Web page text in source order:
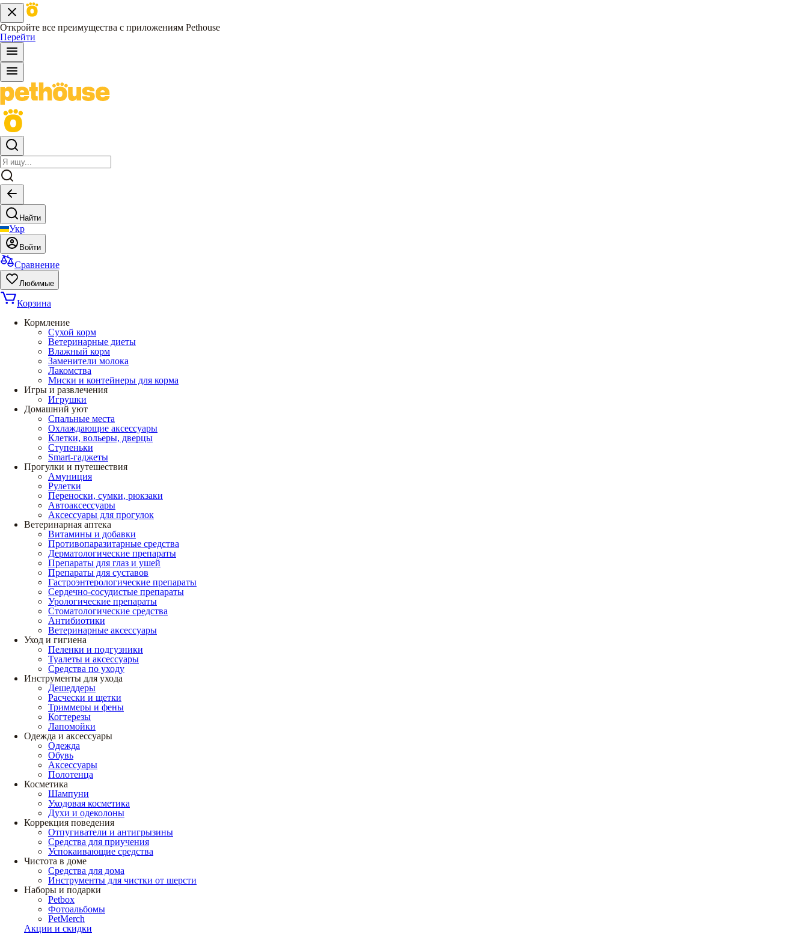
Откройте все преимущества с приложениям Pethouse
Перейти
Найти
Укр
Войти
Сравнение
Любимые
Корзина
Кормление
Сухой корм
Ветеринарные диеты
Влажный корм
Заменители молока
Лакомства
Миски и контейнеры для корма
Игры и развлечения
Игрушки
Домашний уют
Спальные места
Охлаждающие аксессуары
Клетки, вольеры, дверцы
Ступеньки
Smart-гаджеты
Прогулки и путешествия
Амуниция
Рулетки
Переноски, сумки, рюкзаки
Автоаксессуары
Аксессуары для прогулок
Ветеринарная аптека
Витамины и добавки
Противопаразитарные средства
Дерматологические препараты
Препараты для глаз и ушей
Препараты для суставов
Гастроэнтерологические препараты
Сердечно-сосудистые препараты
Урологические препараты
Стоматологические средства
Антибиотики
Ветеринарные аксессуары
Уход и гигиена
Пеленки и подгузники
Туалеты и аксессуары
Средства по уходу
Инструменты для ухода
Дешеддеры
Расчески и щетки
Триммеры и фены
Когтерезы
Лапомойки
Одежда и аксессуары
Одежда
Обувь
Аксессуары
Полотенца
Косметика
Шампуни
Уходовая косметика
Духи и одеколоны
Коррекция поведения
Отпугиватели и антигрызины
Средства для приучения
Успокаивающие средства
Чистота в доме
Средства для дома
Инструменты для чистки от шерсти
Наборы и подарки
Petbox
Фотоальбомы
PetMerch
Акции и скидки